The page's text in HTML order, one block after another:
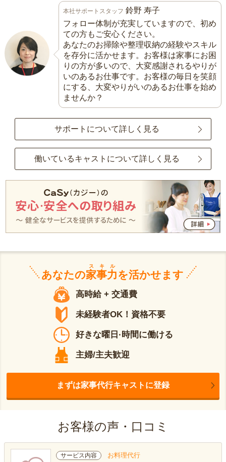
本社サポートスタッフ 鈴野 寿子
フォロー体制が充実していますので、初め
ての方もご安心ください。
あなたのお掃除や整理収納の経験やスキル
を存分に活かせます。お客様は家事にお困
りの方が多いので、大変感謝されるやりが
いのあるお仕事です。お客様の毎日を笑顔
にする、大変やりがいのあるお仕事を始め
ませんか？
サポートについて詳しく見る
働いているキャストについて詳しく見る
あなたの家事力
スキル
を活かせます
高時給 + 交通費
未経験者OK！資格不要
好きな曜日·時間に働ける
主婦/主夫歓迎
まずは家事代行キャストに登録
お客様の声・口コミ
サービス内容 お料理代行